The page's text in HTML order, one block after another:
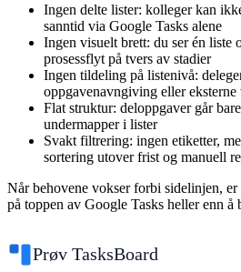
Ingen delte lister: kolleger kan
sanntid via Google Tasks alene
Ingen visuelt brett: du ser én liste
prosessflyt på tvers av stadier
Ingen tildeling på listenivå:
oppgavenavngiving eller
Flat struktur: deloppgaver går
undermapper i lister
Svakt filtrering: ingen etiketter,
sortering utover frist og manuell
Når behovene vokser forbi sidelinjen,
på toppen av Google Tasks heller enn å
Prøv TasksBoard